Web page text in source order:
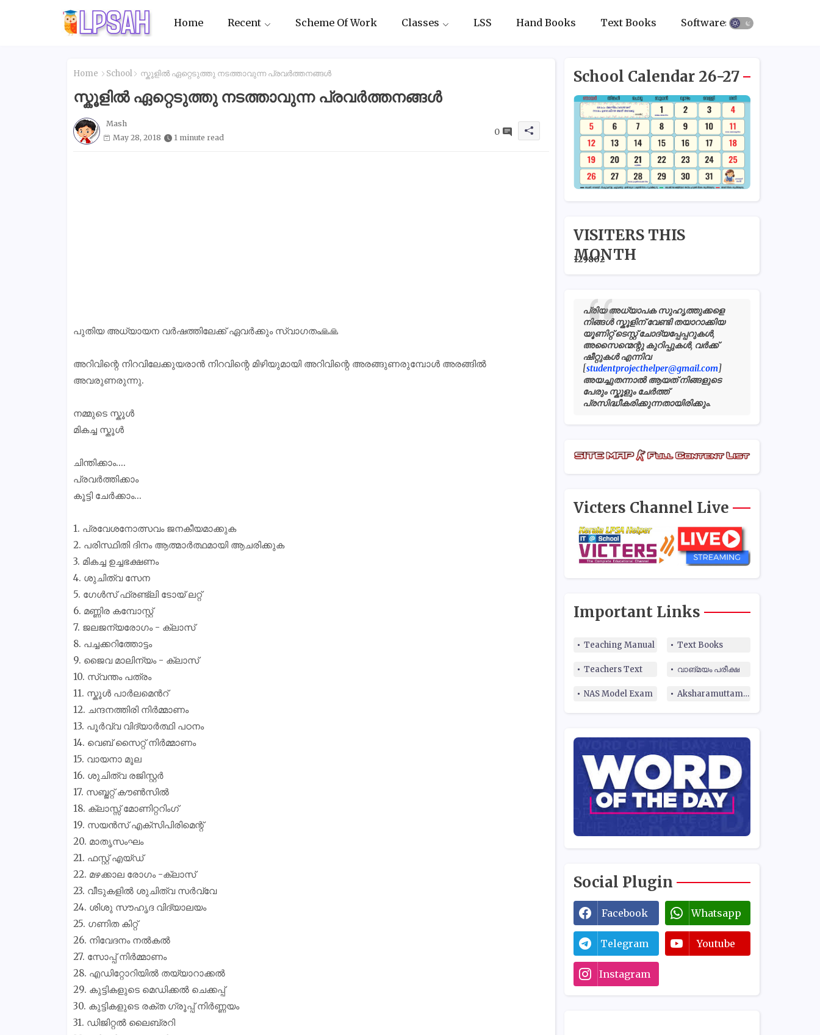
Home Recent Scheme Of Work Classes LSS Hand Books Text Books Softwares
Home School സ്കൂളിൽ ഏറ്റെടുത്തു നടത്താവുന്ന പ്രവർത്തനങ്ങൾ
സ്കൂളിൽ ഏറ്റെടുത്തു നടത്താവുന്ന പ്രവർത്തനങ്ങൾ
Mash
May 28, 2018
1 minute read
0
പുതിയ അധ്യായന വർഷത്തിലേക്ക് ഏവർക്കും സ്വാഗതം🙏🙏
അറിവിന്റെ നിറവിലേക്കുയരാൻ നിറവിന്റെ മിഴിയുമായി അറിവിന്റെ അരങ്ങുണരുമ്പോൾ അരങ്ങിൽ
അവരുണരുന്നു.
നമ്മുടെ സ്കൂൾ
മികച്ച സ്കൂൾ
ചിന്തിക്കാം....
പ്രവർത്തിക്കാം
കൂട്ടി ചേർക്കാം...
1. പ്രവേശനോത്സവം ജനകീയമാക്കുക
2. പരിസ്ഥിതി ദിനം ആത്മാർത്ഥമായി ആചരിക്കുക
3. മികച്ച ഉച്ചഭക്ഷണം
4. ശുചിത്വ സേന
5. ഗേൾസ് ഫ്രണ്ട്ലി ടോയ് ലറ്റ്
6. മണ്ണിര കമ്പോസ്റ്റ്
7. ജലജന്യരോഗം - ക്ലാസ്
8. പച്ചക്കറിത്തോട്ടം
9. ജൈവ മാലിന്യം - ക്ലാസ്
10. സ്വന്തം പത്രം
11. സ്കൂൾ പാർലമെൻറ്
12. ചന്ദനത്തിരി നിർമ്മാണം
13. പൂർവ്വ വിദ്യാർത്ഥി പഠനം
14. വെബ് സൈറ്റ് നിർമ്മാണം
15. വായനാ മൂല
16. ശുചിത്വ രജിസ്റ്റർ
17. സബ്ജറ്റ് കൗൺസിൽ
18. ക്ലാസ്സ് മോണിറ്ററിംഗ്
19. സയൻസ് എക്സിപിരിമെന്റ്
20. മാതൃസംഘം
21. ഫസ്റ്റ് എയ്ഡ്
22. മഴക്കാല രോഗം -ക്ലാസ്
23. വീടുകളിൽ ശുചിത്വ സർവ്വേ
24. ശിശു സൗഹൃദ വിദ്യാലയം
25. ഗണിത കിറ്റ്
26. നിവേദനം നൽകൽ
27. സോപ്പ് നിർമ്മാണം
28. എഡിറ്റോറിയിൽ തയ്യാറാക്കൽ
29. കുട്ടികളുടെ മെഡിക്കൽ ചെക്കപ്പ്
30. കുട്ടികളുടെ രക്ത ഗ്രൂപ്പ് നിർണ്ണയം
31. ഡിജിറ്റൽ ലൈബ്രറി
School Calendar 26-27
VISITERS THIS
MONTH
129802
പ്രിയ അധ്യാപക സുഹൃത്തുക്കളെ
നിങ്ങൾ സ്കൂളിന് വേണ്ടി തയാറാക്കിയ
യൂണിറ്റ് ടെസ്റ്റ് ചോദ്യപ്പേപ്പറുകൾ,
അസൈന്മെന്റു കുറിപ്പുകൾ, വർക്ക്
ഷീറ്റുകൾ എന്നിവ
[studentprojecthelper@gmail.com]
അയച്ചുതന്നാൽ ആയത് നിങ്ങളുടെ
പേരും സ്കൂളും ചേർത്ത്
പ്രസിദ്ധീകരിക്കുന്നതായിരിക്കും.
Victers Channel Live
Important Links
Teaching Manual Text Books
Teachers Text വാങ്മയം പരീക്ഷ
NAS Model Exam Aksharamuttam Quiz
Social Plugin
Facebook Whatsapp
Telegram Youtube
Instagram